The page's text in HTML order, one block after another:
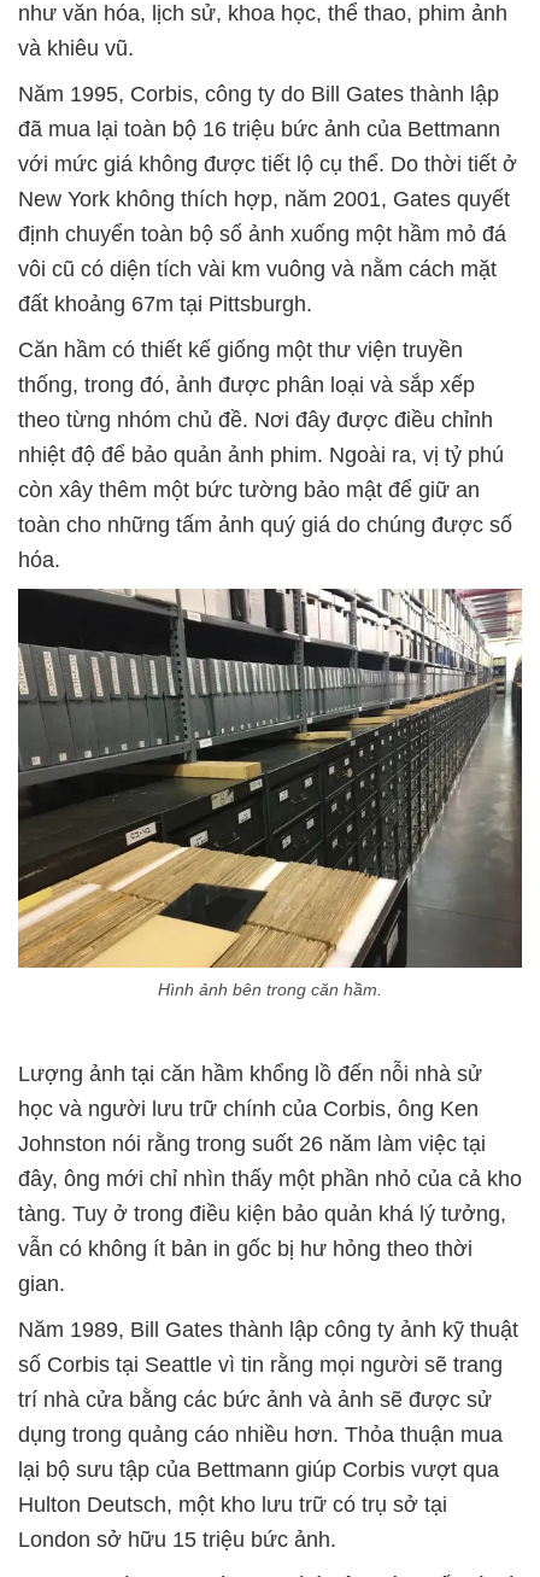
như văn hóa, lịch sử, khoa học, thể thao, phim ảnh
và khiêu vũ.
Năm 1995, Corbis, công ty do Bill Gates thành lập
đã mua lại toàn bộ 16 triệu bức ảnh của Bettmann
với mức giá không được tiết lộ cụ thể. Do thời tiết ở
New York không thích hợp, năm 2001, Gates quyết
định chuyển toàn bộ số ảnh xuống một hầm mỏ đá
vôi cũ có diện tích vài km vuông và nằm cách mặt
đất khoảng 67m tại Pittsburgh.
Căn hầm có thiết kế giống một thư viện truyền
thống, trong đó, ảnh được phân loại và sắp xếp
theo từng nhóm chủ đề. Nơi đây được điều chỉnh
nhiệt độ để bảo quản ảnh phim. Ngoài ra, vị tỷ phú
còn xây thêm một bức tường bảo mật để giữ an
toàn cho những tấm ảnh quý giá do chúng được số
hóa.
Hình ảnh bên trong căn hầm.
Lượng ảnh tại căn hầm khổng lồ đến nỗi nhà sử
học và người lưu trữ chính của Corbis, ông Ken
Johnston nói rằng trong suốt 26 năm làm việc tại
đây, ông mới chỉ nhìn thấy một phần nhỏ của cả kho
tàng. Tuy ở trong điều kiện bảo quản khá lý tưởng,
vẫn có không ít bản in gốc bị hư hỏng theo thời
gian.
Năm 1989, Bill Gates thành lập công ty ảnh kỹ thuật
số Corbis tại Seattle vì tin rằng mọi người sẽ trang
trí nhà cửa bằng các bức ảnh và ảnh sẽ được sử
dụng trong quảng cáo nhiều hơn. Thỏa thuận mua
lại bộ sưu tập của Bettmann giúp Corbis vượt qua
Hulton Deutsch, một kho lưu trữ có trụ sở tại
London sở hữu 15 triệu bức ảnh.